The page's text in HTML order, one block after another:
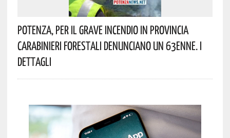
Potenza, Per Il Grave Incendio In Provincia
Carabinieri Forestali Denunciano Un 63enne. I
Dettagli